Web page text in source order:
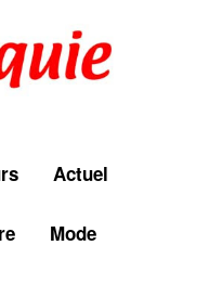
Actuel
Mode